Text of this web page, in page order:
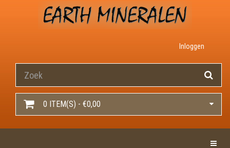
Inloggen
0 ITEM(S) - €0,00